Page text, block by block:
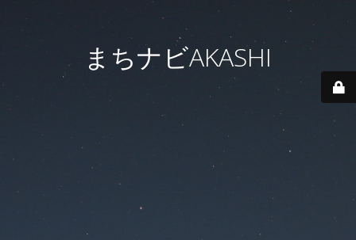
まちナビAKASHI